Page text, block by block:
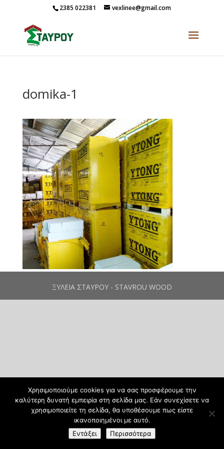
2385 022381 vexlinee@gmail.com
domika-1
ΞΥΛΕΙΑ ΣΤΑΥΡΟΥ - STAVROU WOOD
Χρησιμοποιούμε cookies για να σας προσφέρουμε την
καλύτερη δυνατή εμπειρία στη σελίδα μας. Εάν συνεχίσετε να
χρησιμοποιείτε τη σελίδα, θα υποθέσουμε πως είστε
ικανοποιημένοι με αυτό.
Εντάξει
Περισσότερα